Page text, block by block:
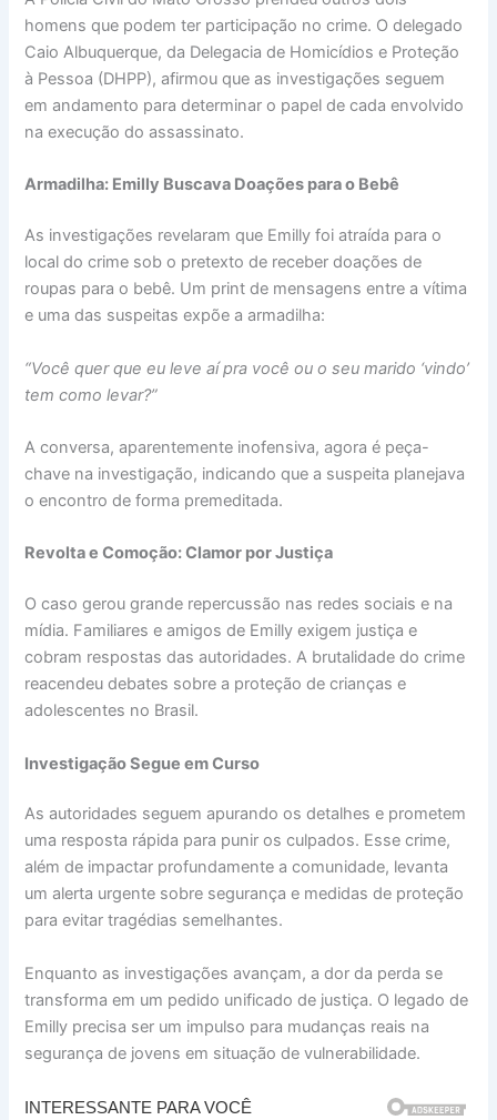
homens que podem ter participação no crime. O delegado
Caio Albuquerque, da Delegacia de Homicídios e Proteção
à Pessoa (DHPP), afirmou que as investigações seguem
em andamento para determinar o papel de cada envolvido
na execução do assassinato.
Armadilha: Emilly Buscava Doações para o Bebê
As investigações revelaram que Emilly foi atraída para o
local do crime sob o pretexto de receber doações de
roupas para o bebê. Um print de mensagens entre a vítima
e uma das suspeitas expõe a armadilha:
“Você quer que eu leve aí pra você ou o seu marido ‘vindo’
tem como levar?”
A conversa, aparentemente inofensiva, agora é peça-
chave na investigação, indicando que a suspeita planejava
o encontro de forma premeditada.
Revolta e Comoção: Clamor por Justiça
O caso gerou grande repercussão nas redes sociais e na
mídia. Familiares e amigos de Emilly exigem justiça e
cobram respostas das autoridades. A brutalidade do crime
reacendeu debates sobre a proteção de crianças e
adolescentes no Brasil.
Investigação Segue em Curso
As autoridades seguem apurando os detalhes e prometem
uma resposta rápida para punir os culpados. Esse crime,
além de impactar profundamente a comunidade, levanta
um alerta urgente sobre segurança e medidas de proteção
para evitar tragédias semelhantes.
Enquanto as investigações avançam, a dor da perda se
transforma em um pedido unificado de justiça. O legado de
Emilly precisa ser um impulso para mudanças reais na
segurança de jovens em situação de vulnerabilidade.